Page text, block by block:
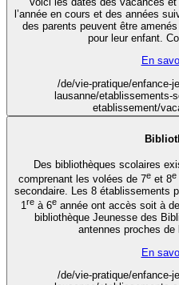
l’année en cours et des années
des parents peuvent être
pour leur enfant.
En
/de/vie-pratique/enfance-
lausanne/etablissements-
etablissement/
Des bibliothèques scolaires
comprenant les volées de 7eet 8e
secondaire. Les 8 établissements
1re à 6e année ont accès soit à
bibliothèque Jeunesse des
antennes proches
En
/de/vie-pratique/enfance-